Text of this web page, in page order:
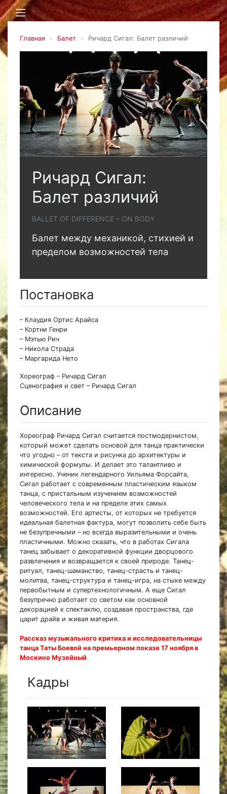
Главная Балет Ричард Сигал: Балет различий
Ричард Сигал:
Балет различий
BALLET OF DIFFERENCE – ON BODY
Балет между механикой, стихией и
пределом возможностей тела
Постановка
– Клаудия Ортис Арайса
– Кортни Генри
– Мэтью Рич
– Никола Страда
– Маргарида Нето
Хореограф – Ричард Сигал
Сценография и свет – Ричард Сигал
Описание
Хореограф Ричард Сигал считается постмодернистом,
который может сделать основой для танца практически
что угодно – от текста и рисунка до архитектуры и
химической формулы. И делает это талантливо и
интересно. Ученик легендарного Уильяма Форсайта,
Сигал работает с современным пластическим языком
танца, с пристальным изучением возможностей
человеческого тела и на пределе этих самых
возможностей. Его артисты, от которых не требуется
идеальная балетная фактура, могут позволить себе быть
не безупречными – но всегда выразительными и очень
пластичными. Можно сказать, что в работах Сигала
танец забывает о декоративной функции дворцового
развлечения и возвращается к своей природе. Танец-
ритуал, танец-шаманство, танец-страсть и танец-
молитва, танец-структура и танец-игра, на стыке между
первобытным и супертехнологичным. А еще Сигал
безупречно работает со светом как основной
декорацией к спектаклю, создавая пространства, где
царит драйв и живая материя.
Рассказ музыкального критика и исследовательницы
танца Таты Боевой на премьерном показе 17 ноября в
Москино Музейный
Кадры